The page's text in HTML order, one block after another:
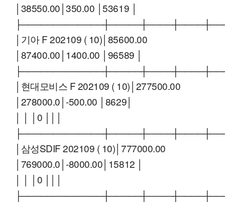
│38550.00│350.00 │53619 │
│기아 F 202109 ( 10)│85600.00
│87400.00│1400.00 │96589 │
│현대모비스 F 202109 ( 10)│277500.00
│278000.0│-500.00 │8629│
│ │ │0 │││
│삼성SDIF 202109 ( 10)│777000.00
│769000.0│-8000.00│15812 │
│ │ │0 │││